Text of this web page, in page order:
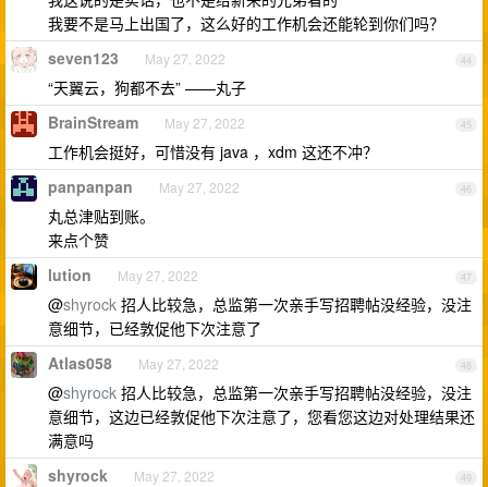
我要不是马上出国了，这么好的工作机会还能轮到你们吗？
44
seven123 May 27, 2022
“天翼云，狗都不去” ——丸子
45
BrainStream May 27, 2022
工作机会挺好，可惜没有 java ，xdm 这还不冲？
46
panpanpan May 27, 2022
丸总津贴到账。
来点个赞
47
lution May 27, 2022
@shyrock 招人比较急，总监第一次亲手写招聘帖没经验，没注
意细节，已经敦促他下次注意了
48
Atlas058 May 27, 2022
@shyrock 招人比较急，总监第一次亲手写招聘帖没经验，没注
意细节，这边已经敦促他下次注意了，您看您这边对处理结果还
满意吗
49
shyrock May 27, 2022